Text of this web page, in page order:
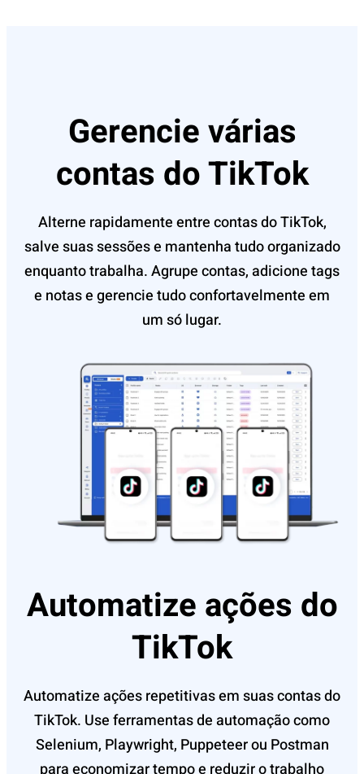
Gerencie várias
contas do TikTok
Alterne rapidamente entre contas do TikTok,
salve suas sessões e mantenha tudo organizado
enquanto trabalha. Agrupe contas, adicione tags
e notas e gerencie tudo confortavelmente em
um só lugar.
Automatize ações do
TikTok
Automatize ações repetitivas em suas contas do
TikTok. Use ferramentas de automação como
Selenium, Playwright, Puppeteer ou Postman
para economizar tempo e reduzir o trabalho